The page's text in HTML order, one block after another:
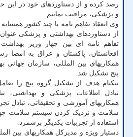
رصد کرده و از دستاوردهای خود در این
و پزشکی، مراقبت نماییم.
وی انعقاد تفاهم نامه با چند کشور همسایه
از دستاوردهای بهداشتی و پزشکی
تفاهم نامه ای بین چهار وزیر
افغانستان، پاکستان و عراق به امضا
همکاریهای بین المللی، سازمان جهانی
پنج تشکیل شد.
نیکنام هدف از تشکیل گروه پنج را
تبادل اطلاعات پزشکی و بهداشتی،
همکاریهای آموزشی و تحقیقاتی، تبادل
سلامت و نزدیک کردن سیستم سلامت
استفاده از تجربیات یکدیگر برشمرد.
دستیار ویژه و مدیرکل همکاریهای بین